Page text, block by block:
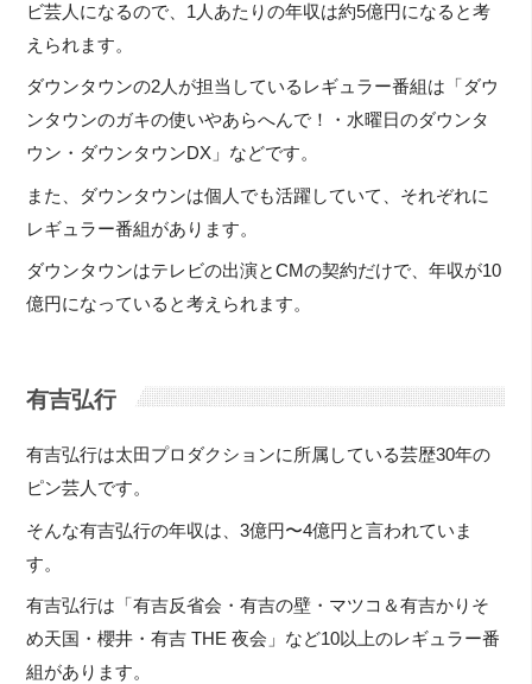
ビ芸人になるので、1人あたりの年収は約5億円になると考
えられます。
ダウンタウンの2人が担当しているレギュラー番組は「ダウ
ンタウンのガキの使いやあらへんで！・水曜日のダウンタ
ウン・ダウンタウンDX」などです。
また、ダウンタウンは個人でも活躍していて、それぞれに
レギュラー番組があります。
ダウンタウンはテレビの出演とCMの契約だけで、年収が10
億円になっていると考えられます。
有吉弘行
有吉弘行は太田プロダクションに所属している芸歴30年の
ピン芸人です。
そんな有吉弘行の年収は、3億円〜4億円と言われていま
す。
有吉弘行は「有吉反省会・有吉の壁・マツコ＆有吉かりそ
め天国・櫻井・有吉 THE 夜会」など10以上のレギュラー番
組があります。